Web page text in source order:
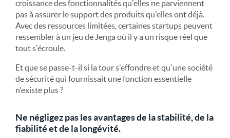
croissance des fonctionnalités qu'elles ne parviennent
pas à assurer le support des produits qu'elles ont déjà.
Avec des ressources limitées, certaines startups peuvent
ressembler à un jeu de Jenga où il y a un risque réel que
tout s'écroule.
Et que se passe-t-il si la tour s'effondre et qu'une société
de sécurité qui fournissait une fonction essentielle
n'existe plus ?
Ne négligez pas les avantages de la stabilité, de la
fiabilité et de la longévité.